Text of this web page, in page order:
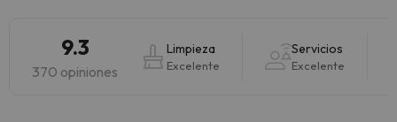
9.3
370 opiniones
Limpieza
Excelente
Servicios
Excelente